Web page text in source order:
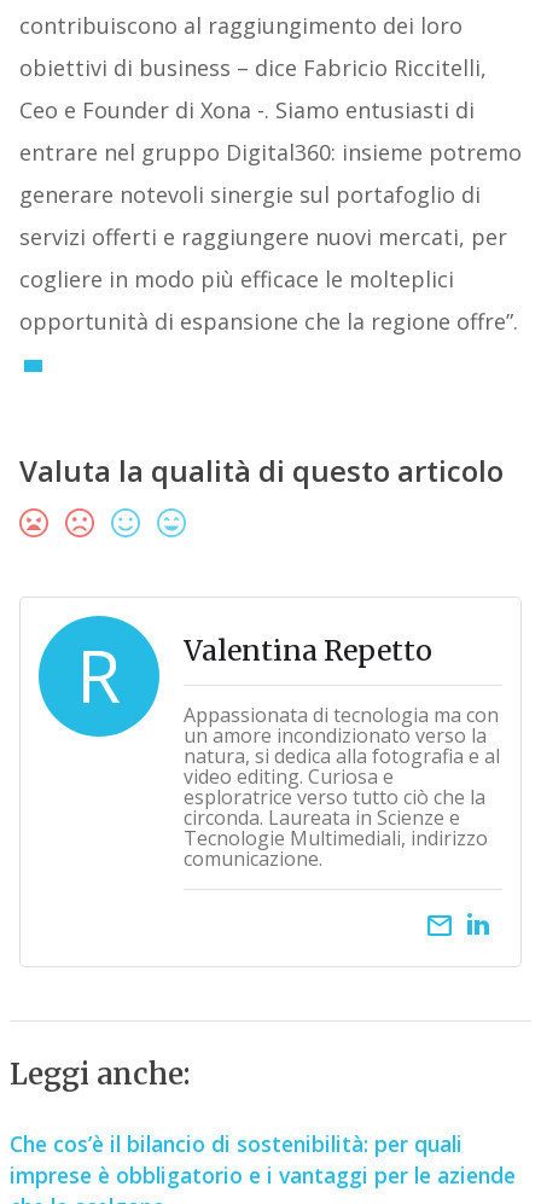
contribuiscono al raggiungimento dei loro
obiettivi di business – dice Fabricio Riccitelli,
Ceo e Founder di Xona -. Siamo entusiasti di
entrare nel gruppo Digital360: insieme potremo
generare notevoli sinergie sul portafoglio di
servizi offerti e raggiungere nuovi mercati, per
cogliere in modo più efficace le molteplici
opportunità di espansione che la regione offre”.
Valuta la qualità di questo articolo
R Valentina Repetto
Appassionata di tecnologia ma con
un amore incondizionato verso la
natura, si dedica alla fotografia e al
video editing. Curiosa e
esploratrice verso tutto ciò che la
circonda. Laureata in Scienze e
Tecnologie Multimediali, indirizzo
comunicazione.
email
Leggi anche:
Che cos’è il bilancio di sostenibilità: per quali
imprese è obbligatorio e i vantaggi per le aziende